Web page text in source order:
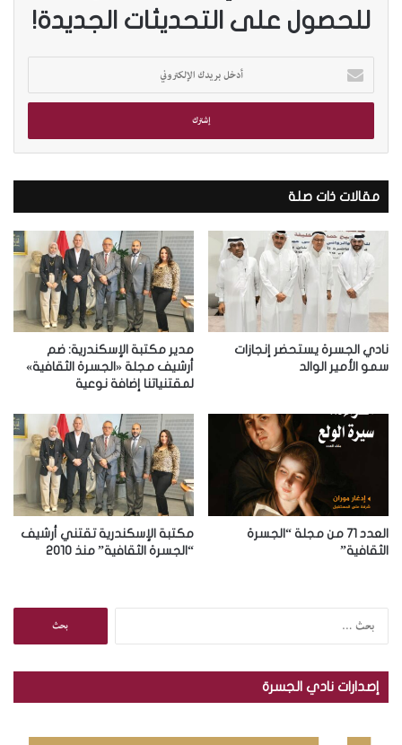
للحصول على التحديثات الجديدة!
خ
ب
ي
د
ك
ا
ل
إ
ك
ت
ر
و
مقالات ذات صلة
نادي الجسرة يستحضر إنجازات
سمو الأمير الوالد
مدير مكتبة الإسكندرية: ضم
أرشيف مجلة «الجسرة الثقافية»
لمقتنياتنا إضافة نوعية
العدد 71 من مجلة “الجسرة
الثقافية”
مكتبة الإسكندرية تقتني أرشيف
“الجسرة الثقافية” منذ 2010
ح
إصدارات نادي الجسرة